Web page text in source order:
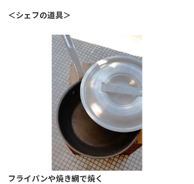
＜シェフの道具＞
フライパンや焼き網で焼く